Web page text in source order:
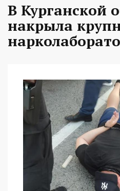
В Курганской
накрыла